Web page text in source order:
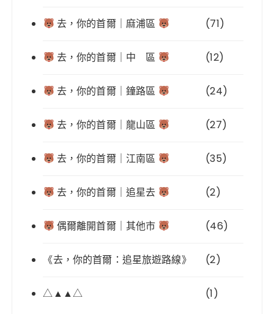
去，你的首爾｜麻浦區 (71)
去，你的首爾｜中 區 (12)
去，你的首爾｜鐘路區 (24)
去，你的首爾｜龍山區 (27)
去，你的首爾｜江南區 (35)
去，你的首爾｜追星去 (2)
偶爾離開首爾｜其他市 (46)
《去，你的首爾：追星旅遊路線》 (2)
△▲▲△ (1)